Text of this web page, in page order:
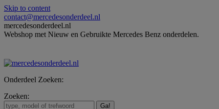
Skip to content
contact@mercedesonderdeel.nl
mercedesonderdeel.nl
Webshop met Nieuw en Gebruikte Mercedes Benz onderdelen.
Onderdeel Zoeken:
Zoeken: